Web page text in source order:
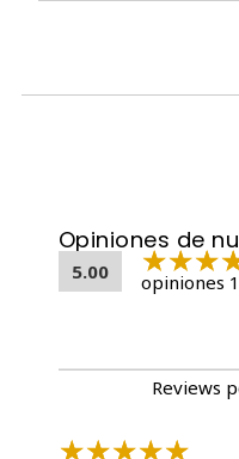
Opiniones de
5.00 opiniones
Reviews